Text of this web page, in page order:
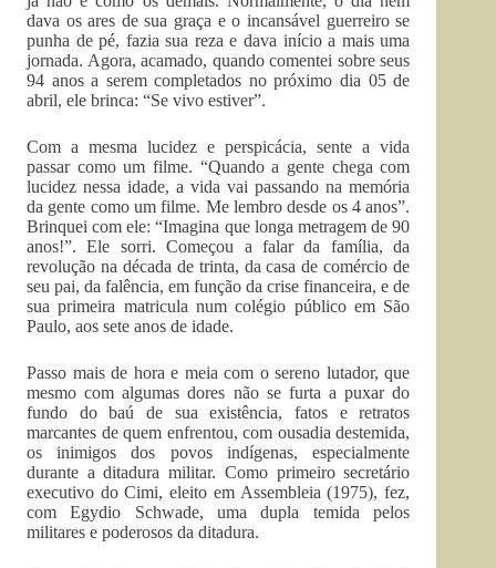
dava os ares de sua graça e o incansável guerreiro se
punha de pé, fazia sua reza e dava início a mais uma
jornada. Agora, acamado, quando comentei sobre seus
94 anos a serem completados no próximo dia 05 de
abril, ele brinca: “Se vivo estiver”.
Com a mesma lucidez e perspicácia, sente a vida
passar como um filme. “Quando a gente chega com
lucidez nessa idade, a vida vai passando na memória
da gente como um filme. Me lembro desde os 4 anos”.
Brinquei com ele: “Imagina que longa metragem de 90
anos!”. Ele sorri. Começou a falar da família, da
revolução na década de trinta, da casa de comércio de
seu pai, da falência, em função da crise financeira, e de
sua primeira matricula num colégio público em São
Paulo, aos sete anos de idade.
Passo mais de hora e meia com o sereno lutador, que
mesmo com algumas dores não se furta a puxar do
fundo do baú de sua existência, fatos e retratos
marcantes de quem enfrentou, com ousadia destemida,
os inimigos dos povos indígenas, especialmente
durante a ditadura militar. Como primeiro secretário
executivo do Cimi, eleito em Assembleia (1975), fez,
com Egydio Schwade, uma dupla temida pelos
militares e poderosos da ditadura.